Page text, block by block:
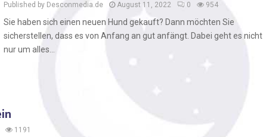
Published by Desconmedia.de August 11, 2022 0 954
Sie haben sich einen neuen Hund gekauft? Dann möchten Sie
sicherstellen, dass es von Anfang an gut anfängt. Dabei geht es nicht
nur um alles...
1191